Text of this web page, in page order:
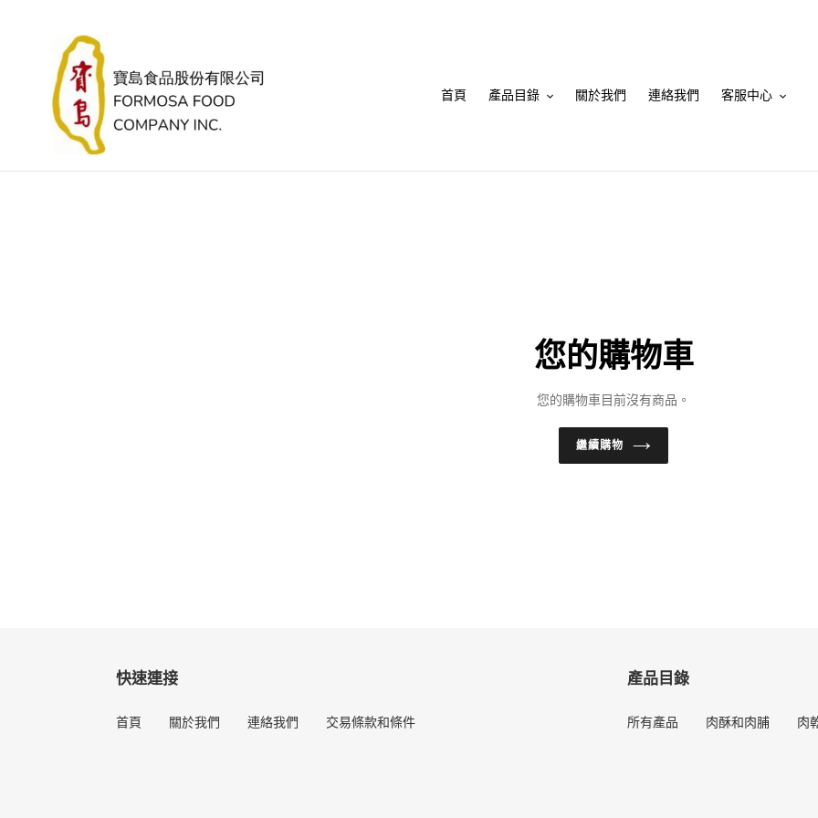
首頁
產品目錄 關於我們 連絡我們 客服中心
您的購物車
您的購物車目前沒有商品。
繼續購物
快速連接
首頁 關於我們 連絡我們 交易條款和條件
產品目錄
所有產品 肉酥和肉脯 肉